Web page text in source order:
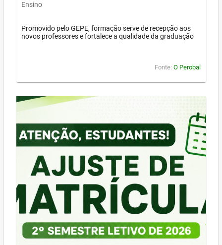
Ensino
Promovido pelo GEPE, formação serve de recepção aos
novos professores e fortalece a qualidade da graduação
Fonte: O Perobal